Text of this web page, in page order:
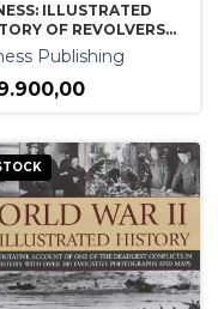
ILLUSTRATED
OF REVOLVERS
& SUBMACHINE
Publishing